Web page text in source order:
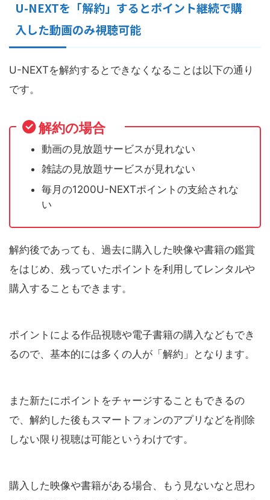
U-NEXTを「解約」するとポイント継続で購
入した動画のみ視聴可能
U-NEXTを解約するとできなくなることは以下の通り
です。
解約の場合
動画の見放題サービスが見れない
雑誌の見放題サービスが見れない
毎月の1200U-NEXTポイントの支給されな
い
解約後であっても、過去に購入した映像や書籍の鑑賞
をはじめ、残っていたポイントを利用してレンタルや
購入することもできます。
ポイントによる作品視聴や電子書籍の購入などもでき
るので、基本的には多くの人が「解約」となります。
また新たにポイントをチャージすることもできるの
で、解約した後もスマートフォンのアプリなどを削除
しない限り視聴は可能というわけです。
購入した映像や書籍がある場合、もう見ないなと思わ